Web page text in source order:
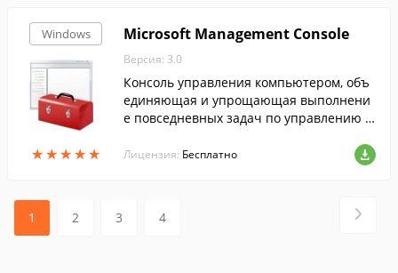
Windows
★★★★★
★★★★★
Microsoft Management Console
Версия: 3.0
Консоль управления компьютером, объ
единяющая и упрощающая выполнени
е повседневных задач по управлению с
общие средства навигации, меню, пане
Лицензия: Бесплатно
1 2 3 4